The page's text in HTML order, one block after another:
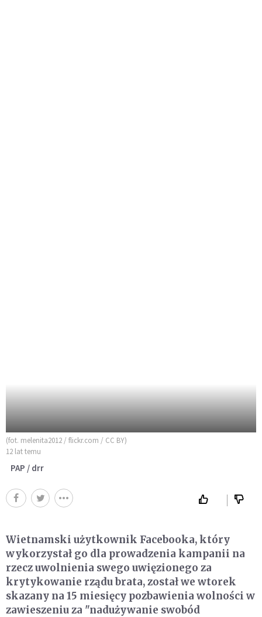
(fot. melenita2012 / flickr.com / CC BY)
12 lat temu
PAP / drr
Wietnamski użytkownik Facebooka, który
wykorzystał go dla prowadzenia kampanii na
rzecz uwolnienia swego uwięzionego za
krytykowanie rządu brata, został we wtorek
skazany na 15 miesięcy pozbawienia wolności w
zawieszeniu za "nadużywanie swobód